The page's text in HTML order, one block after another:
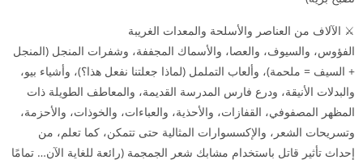
⚔️ الآلاف من العناصر والأسلحة والمعدات الغريبة
الفؤوس، والسيوف، والعصا، والأسماك المجففة، وشفرات المنجل (المنجل
+ السيف = ملحمة)، وألعاب التململ (لماذا جعلتنا نفعل هذا؟)، وأشياء بيو،
والبدلات الأنيقة، ودرع فارس المدرسة القديمة، والمعاطف الطويلة ذات
المظهر المصفوفي، القفازات، والأحذية، والعباءات، والخوذات، والأحزمة،
وتسريحات الشعر، والإكسسوارات المثالية حتى تتمكن، كما تعلم، من
إحداث تأثير قاتل باستخدام مشابك شعر الجمجمة (رائعة للغاية الآن… تمامًا